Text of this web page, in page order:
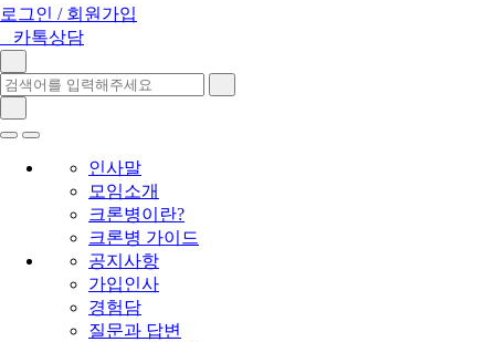
로그인 / 회원가입
카톡상담
인사말
모임소개
크론병이란?
크론병 가이드
공지사항
가입인사
경험담
질문과 답변